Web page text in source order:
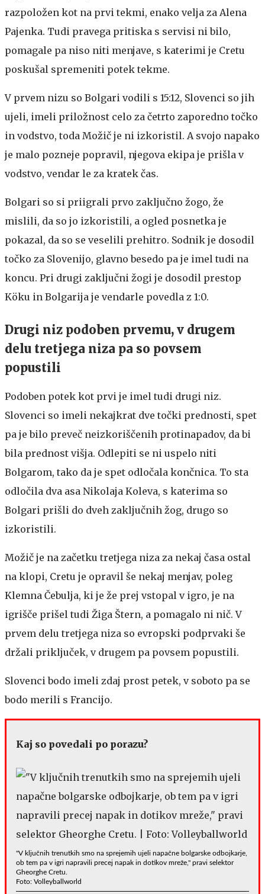
razpoložen kot na prvi tekmi, enako velja za Alena
Pajenka. Tudi pravega pritiska s servisi ni bilo,
pomagale pa niso niti menjave, s katerimi je Cretu
poskušal spremeniti potek tekme.
V prvem nizu so Bolgari vodili s 15:12, Slovenci so jih
ujeli, imeli priložnost celo za četrto zaporedno točko
in vodstvo, toda Možič je ni izkoristil. A svojo napako
je malo pozneje popravil, njegova ekipa je prišla v
vodstvo, vendar le za kratek čas.
Bolgari so si priigrali prvo zaključno žogo, že
mislili, da so jo izkoristili, a ogled posnetka je
pokazal, da so se veselili prehitro. Sodnik je dosodil
točko za Slovenijo, glavno besedo pa je imel tudi na
koncu. Pri drugi zaključni žogi je dosodil prestop
Köku in Bolgarija je vendarle povedla z 1:0.
Drugi niz podoben prvemu, v drugem
delu tretjega niza pa so povsem
popustili
Podoben potek kot prvi je imel tudi drugi niz.
Slovenci so imeli nekajkrat dve točki prednosti, spet
pa je bilo preveč neizkoriščenih protinapadov, da bi
bila prednost višja. Odlepiti se ni uspelo niti
Bolgarom, tako da je spet odločala končnica. To sta
odločila dva asa Nikolaja Koleva, s katerima so
Bolgari prišli do dveh zaključnih žog, drugo so
izkoristili.
Možič je na začetku tretjega niza za nekaj časa ostal
na klopi, Cretu je opravil še nekaj menjav, poleg
Klemna Čebulja, ki je že prej vstopal v igro, je na
igrišče prišel tudi Žiga Štern, a pomagalo ni nič. V
prvem delu tretjega niza so evropski podprvaki še
držali priključek, v drugem pa povsem popustili.
Slovenci bodo imeli zdaj prost petek, v soboto pa se
bodo merili s Francijo.
Kaj so povedali po porazu?
"V ključnih trenutkih smo na sprejemih ujeli napačne bolgarske odbojkarje,
ob tem pa v igri napravili precej napak in dotikov mreže," pravi selektor
Gheorghe Cretu.
Foto: Volleyballworld